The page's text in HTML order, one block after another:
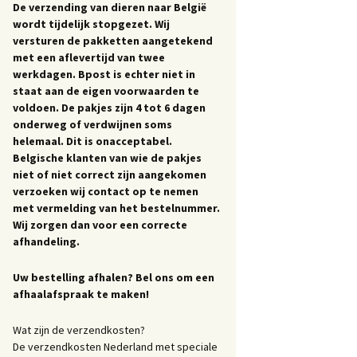
De verzending van dieren naar België
wordt tijdelijk stopgezet. Wij
versturen de pakketten aangetekend
met een aflevertijd van twee
werkdagen. Bpost is echter niet in
staat aan de eigen voorwaarden te
voldoen. De pakjes zijn 4 tot 6 dagen
onderweg of verdwijnen soms
helemaal. Dit is onacceptabel.
Belgische klanten van wie de pakjes
niet of niet correct zijn aangekomen
verzoeken wij contact op te nemen
met vermelding van het bestelnummer.
Wij zorgen dan voor een correcte
afhandeling.
Uw bestelling afhalen? Bel ons om een
afhaalafspraak te maken!
Wat zijn de verzendkosten?
De verzendkosten Nederland met speciale